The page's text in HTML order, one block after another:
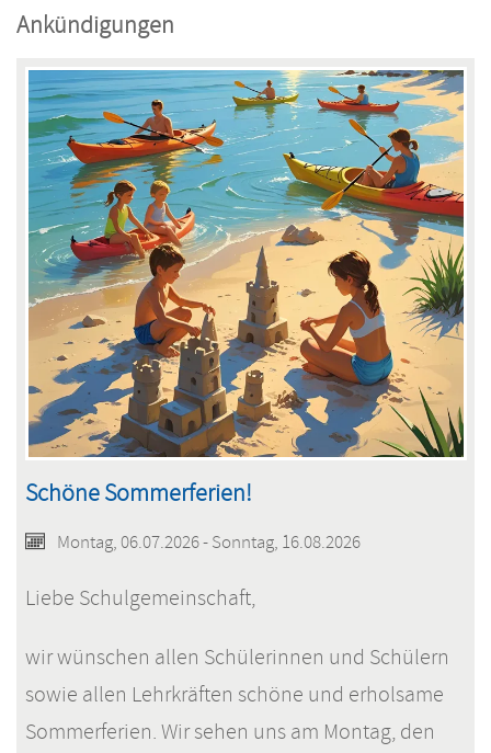
Ankündigungen
Schöne Sommerferien!
Montag, 06.07.2026 - Sonntag, 16.08.2026
Liebe Schulgemeinschaft,
wir wünschen allen Schülerinnen und Schülern
sowie allen Lehrkräften schöne und erholsame
Sommerferien. Wir sehen uns am Montag, den